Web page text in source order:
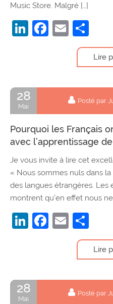
Music Store. Malgré […]
LinkedIn
Facebook
Email
Lire
28
Mai
Posté par
Pourquoi les Français
avec l’apprentissage de
Je vous invite à lire cet
« Nous sommes nuls dans
des langues étrangères. Les
montrent qu’en effet nous ne
LinkedIn
Facebook
Email
Lire
28
Mai
Posté par